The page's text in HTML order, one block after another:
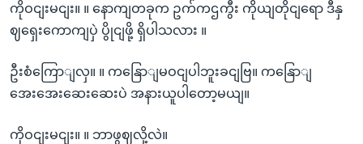
ကိုဝငျးမငျး။ ။ နောကျတခုက ဥက်ကဌကွီး ကိုယျတိုငျရော ဒီနှ
ဈရှေးကောကျပှဲ ပွိုငျဖို့ ရှိပါသလား ။
ဦးစံကြောျလှ။ ။ ကနြောျမဝငျပါဘူးခငျဗြ။ ကနြောျ
အေးအေးဆေးဆေးပဲ အနားယူပါတော့မယျ။
ကိုဝငျးမငျး။ ။ ဘာဖွဈလို့လဲ။